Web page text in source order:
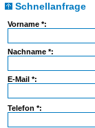
Schnellanfrage
Vorname *:
Nachname *:
E-Mail *:
Telefon *: